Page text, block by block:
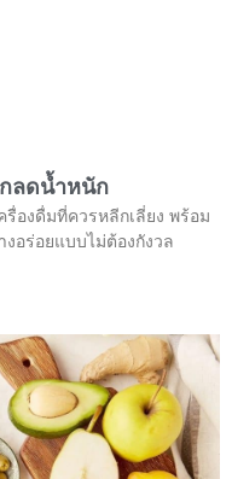
ลดน้ำหนัก
องดื่มที่ควรหลีกเลี่ยง พร้อม
อร่อยแบบไม่ต้องกังวล